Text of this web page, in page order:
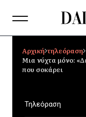
Αρχική τηλεόραση
Μια νύχτα μόνο:
που σοκάρει
Τηλεόραση